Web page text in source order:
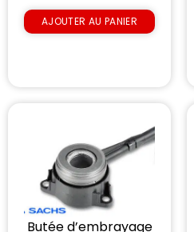
AJOUTER AU PANIER
Butée d’embrayage